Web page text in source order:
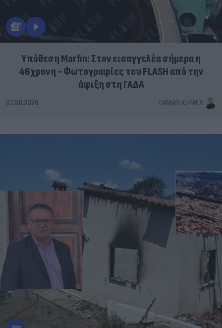
Υπόθεση Marfin: Στον εισαγγελέα σήμερα η
46χρονη - Φωτογραφίες του FLASH από την
άφιξη στη ΓΑΔΑ
07.08.2026 ΓΙΆΝΝΗΣ ΚΈΜΜΟΣ